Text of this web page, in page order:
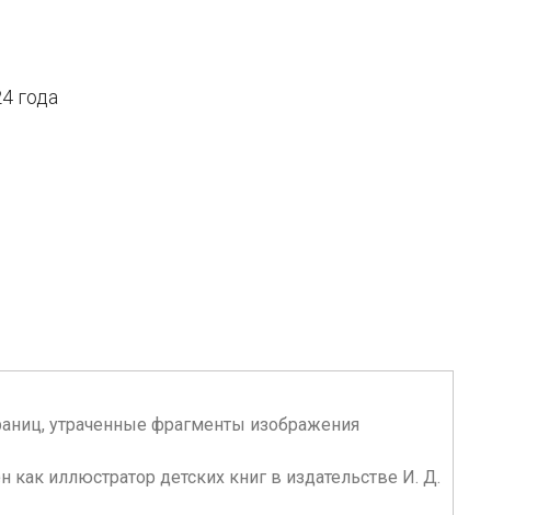
года
утраченные фрагменты изображения
иллюстратор детских книг в издательстве И. Д.